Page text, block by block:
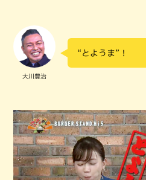
大川豊治
“とようま”！